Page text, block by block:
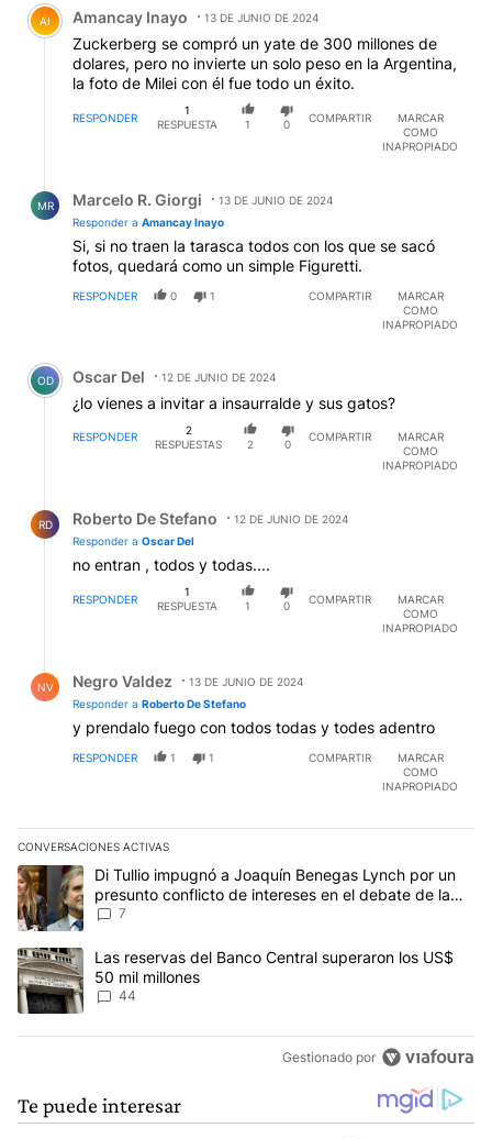
AI Amancay Inayo 13 DE JUNIO DE 2024
Zuckerberg se compró un yate de 300 millones de
dolares, pero no invierte un solo peso en la Argentina,
la foto de Milei con él fue todo un éxito.
RESPONDER
1
RESPUESTA
1 0
COMPARTIR
MARCAR
COMO
INAPROPIADO
MR Marcelo R. Giorgi
13 DE JUNIO DE 2024
Responder a Amancay Inayo
Si, si no traen la tarasca todos con los que se sacó
fotos, quedará como un simple Figuretti.
RESPONDER 0 1 COMPARTIR
MARCAR
COMO
INAPROPIADO
Comentario de Oscar Del.
OD Oscar Del 12 DE JUNIO DE 2024
¿lo vienes a invitar a insaurralde y sus gatos?
RESPONDER
2
RESPUESTAS
2 0
COMPARTIR
MARCAR
COMO
INAPROPIADO
RD Roberto De Stefano
12 DE JUNIO DE 2024
Responder a Oscar Del
no entran , todos y todas....
RESPONDER
1
RESPUESTA
1 0
COMPARTIR
MARCAR
COMO
INAPROPIADO
NV Negro Valdez
13 DE JUNIO DE 2024
Responder a Roberto De Stefano
y prendalo fuego con todos todas y todes adentro
RESPONDER 1 1 COMPARTIR
MARCAR
COMO
INAPROPIADO
CONVERSACIONES ACTIVAS
Este listado muestra los artículos con más comentarios en los
Un artículo de tendencia con el título "Di Tullio impugnó a
Di Tullio impugnó a Joaquín Benegas Lynch por un
presunto conflicto de intereses en el debate de la
Ley de Tierras
7
Un artículo de tendencia con el título "Las reservas del Banco
Las reservas del Banco Central superaron los US$
50 mil millones
44
Gestionado por